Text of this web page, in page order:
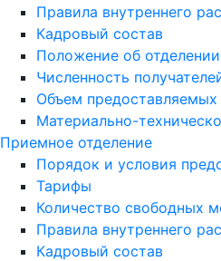
Правила внутреннего
Кадровый состав
Положение об отделении
Численность
Объем предоставляемых
Материально-
Приемное отделение
Порядок и условия
Тарифы
Количество свободных
Правила внутреннего
Кадровый состав